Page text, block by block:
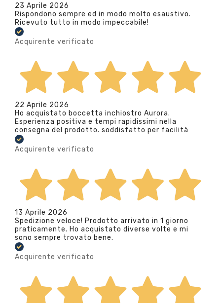
23 Aprile 2026
Rispondono sempre ed in modo molto esaustivo.
Ricevuto tutto in modo impeccabile!
Acquirente verificato
22 Aprile 2026
Ho acquistato boccetta inchiostro Aurora.
Esperienza positiva e tempi rapidissimi nella
consegna del prodotto. soddisfatto per facilità
Acquirente verificato
13 Aprile 2026
Spedizione veloce! Prodotto arrivato in 1 giorno
praticamente. Ho acquistato diverse volte e mi
sono sempre trovato bene.
Acquirente verificato